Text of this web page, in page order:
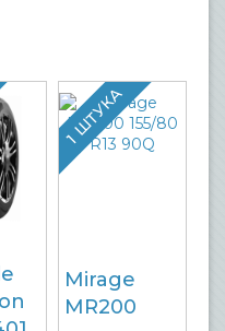
1 ШТУКА
Mirage
MR200